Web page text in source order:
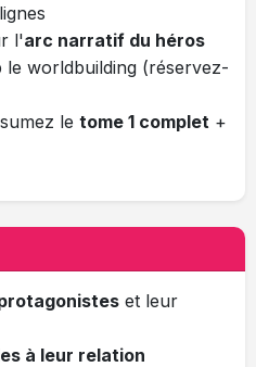
l'arc narratif du héros
le worldbuilding (réservez-
le tome 1 complet +
et leur
à leur relation